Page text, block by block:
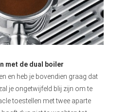
met de dual boiler
en heb je bovendien graag dat
je ongetwijfeld blij zijn om te
toestellen met twee aparte